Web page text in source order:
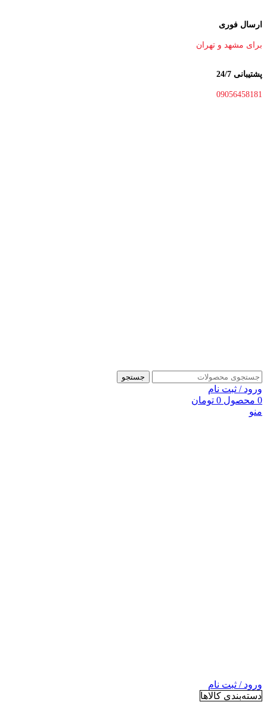
ارسال فوری
برای مشهد و تهران
پشتیبانی 24/7
09056458181
جستجو
ورود / ثبت نام
0 محصول 0 تومان
منو
ورود / ثبت نام
دسته‌بندی کالاها